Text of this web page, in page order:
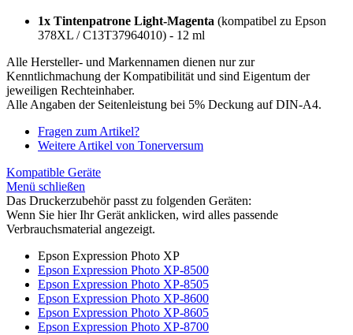
1x Tintenpatrone Light-Magenta (kompatibel zu Epson
378XL / C13T37964010) - 12 ml
Alle Hersteller- und Markennamen dienen nur zur
Kenntlichmachung der Kompatibilität und sind Eigentum der
jeweiligen Rechteinhaber.
Alle Angaben der Seitenleistung bei 5% Deckung auf DIN-A4.
Fragen zum Artikel?
Weitere Artikel von Tonerversum
Kompatible Geräte
Menü schließen
Das Druckerzubehör passt zu folgenden Geräten:
Wenn Sie hier Ihr Gerät anklicken, wird alles passende
Verbrauchsmaterial angezeigt.
Epson Expression Photo XP
Epson Expression Photo XP-8500
Epson Expression Photo XP-8505
Epson Expression Photo XP-8600
Epson Expression Photo XP-8605
Epson Expression Photo XP-8700